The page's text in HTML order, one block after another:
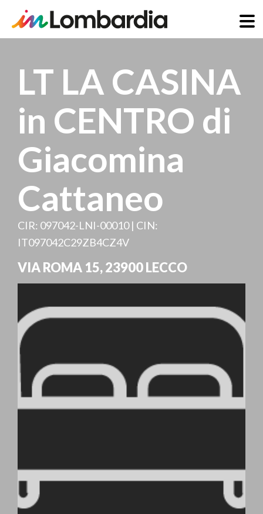
contenuto
principale
LT LA CASINA
in CENTRO di
Giacomina
Cattaneo
CIR: 097042-LNI-00010 | CIN:
IT097042C29ZB4CZ4V
VIA ROMA 15,23900LECCO